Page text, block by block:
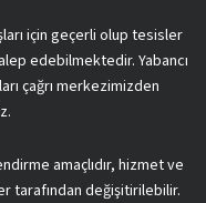
için geçerli olup tesisler
edebilmektedir. Yabancı
çağrı merkezimizden
amaçlıdır, hizmet ve
tarafından değişitirilebilir.